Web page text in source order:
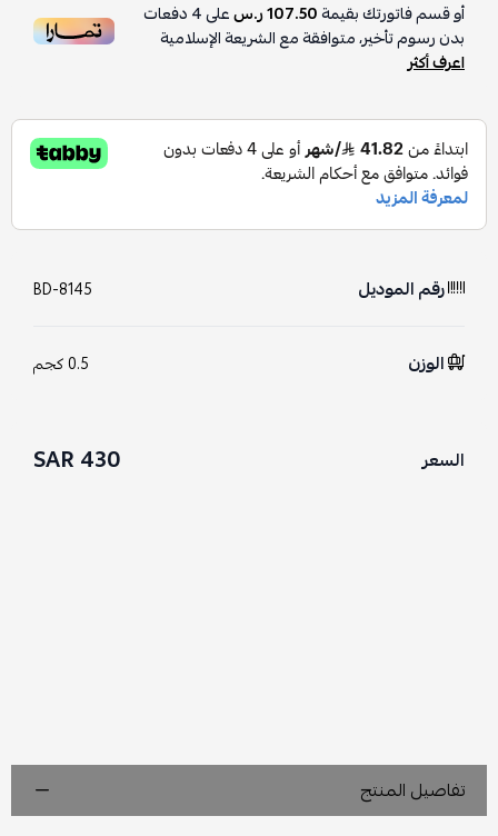
أو قسم فاتورتك بقيمة107.50 ر.س على4دفعات
بدون رسوم تأخير، متوافقة مع الشريعة الإسلامية
اعرف أكثر
رقم الموديل BD-8145
الوزن 0.5 كجم
السعر 430 SAR
تفاصيل المنتج